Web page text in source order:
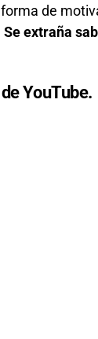
de
extraña
YouTube.